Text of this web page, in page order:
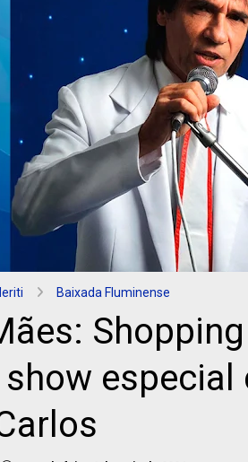
Baixada Fluminense
especial